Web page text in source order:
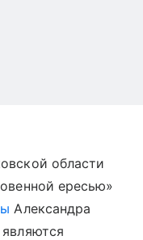
области
ересью»
Александра